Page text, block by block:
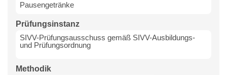
Pausengetränke
Prüfungsinstanz
SIVV-Prüfungsausschuss gemäß SIVV-Ausbildungs-
und Prüfungsordnung
Methodik